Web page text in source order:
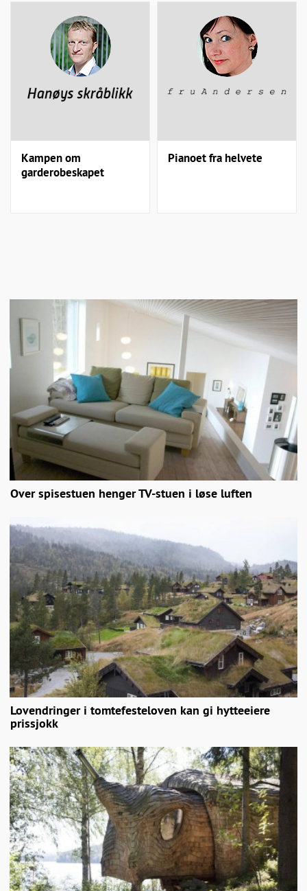
Kampen om
garderobeskapet
Pianoet fra helvete
Over spisestuen henger TV-stuen i løse luften
Lovendringer i tomtefesteloven kan gi hytteeiere
prissjokk